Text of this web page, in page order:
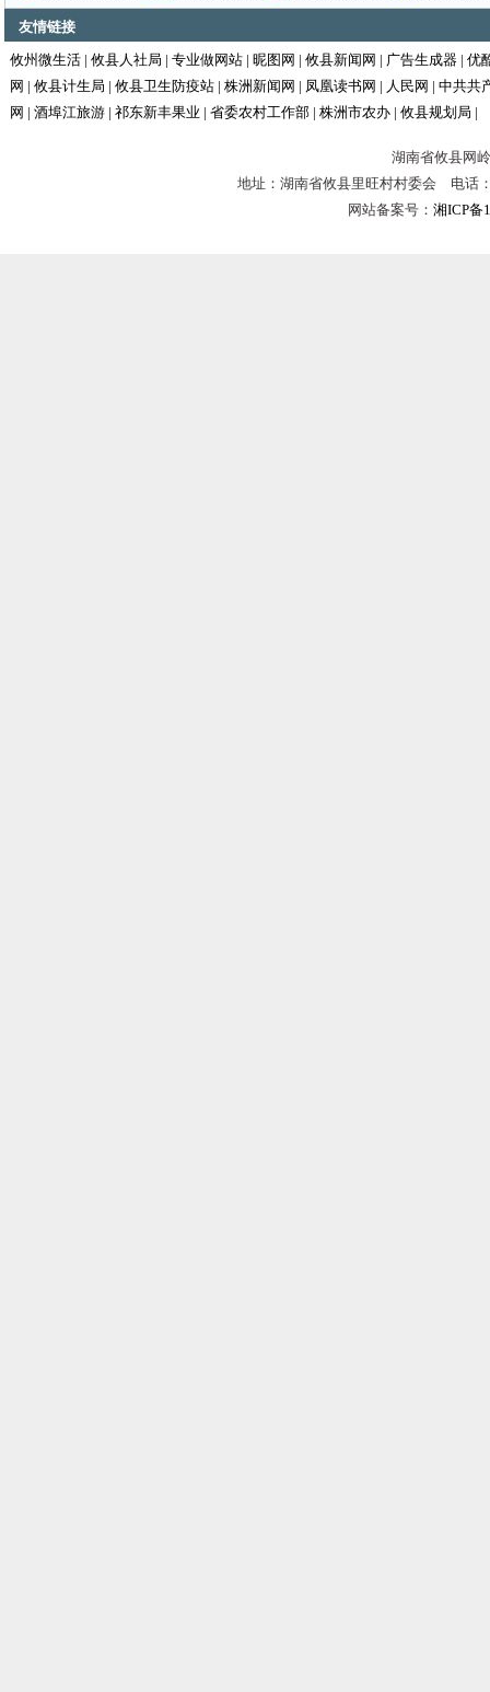
友情链接
攸州微生活 | 攸县人社局 | 专业做网站 | 昵图网 | 攸县新闻网 | 广告生成器 | 优
网 | 攸县计生局 | 攸县卫生防疫站 | 株洲新闻网 | 凤凰读书网 | 人民网 | 中共共
网 | 酒埠江旅游 | 祁东新丰果业 | 省委农村工作部 | 株洲市农办 | 攸县规划局 |
湖南省攸县网
地址：湖南省攸县里旺村村委会 电
网站备案号： 湘ICP备